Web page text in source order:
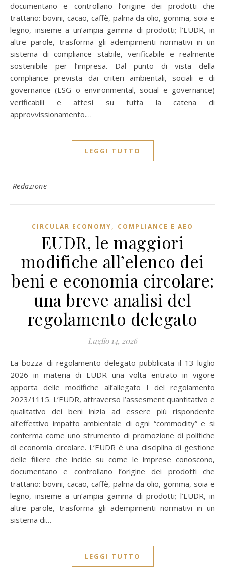
documentano e controllano l’origine dei prodotti che
trattano: bovini, cacao, caffè, palma da olio, gomma, soia e
legno, insieme a un’ampia gamma di prodotti; l’EUDR, in
altre parole, trasforma gli adempimenti normativi in un
sistema di compliance stabile, verificabile e realmente
sostenibile per l’impresa. Dal punto di vista della
compliance prevista dai criteri ambientali, sociali e di
governance (ESG o environmental, social e governance)
verificabili e attesi su tutta la catena di
approvvissionamento.…
LEGGI TUTTO
Redazione
CIRCULAR ECONOMY, COMPLIANCE E AEO
EUDR, le maggiori
modifiche all’elenco dei
beni e economia circolare:
una breve analisi del
regolamento delegato
Luglio 14, 2026
La bozza di regolamento delegato pubblicata il 13 luglio
2026 in materia di EUDR una volta entrato in vigore
apporta delle modifiche all’allegato I del regolamento
2023/1115. L’EUDR, attraverso l’assesment quantitativo e
qualitativo dei beni inizia ad essere più rispondente
all’effettivo impatto ambientale di ogni “commodity” e si
conferma come uno strumento di promozione di politiche
di economia circolare. L’EUDR è una disciplina di gestione
delle filiere che incide su come le imprese conoscono,
documentano e controllano l’origine dei prodotti che
trattano: bovini, cacao, caffè, palma da olio, gomma, soia e
legno, insieme a un’ampia gamma di prodotti; l’EUDR, in
altre parole, trasforma gli adempimenti normativi in un
sistema di…
LEGGI TUTTO